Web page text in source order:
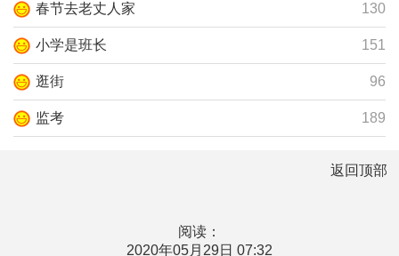
春节去老丈人家 130
小学是班长 151
逛街 96
监考 189
返回顶部
阅读：
2020年05月29日 07:32